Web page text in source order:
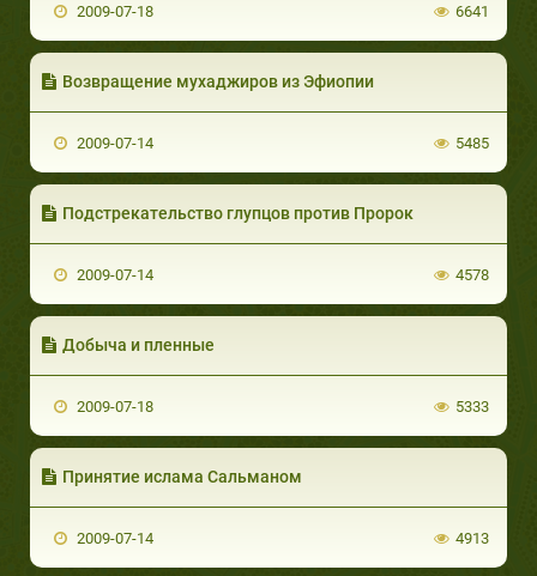
2009-07-18 6641
Возвращение мухаджиров из Эфиопии
2009-07-14 5485
Подстрекательство глупцов против Пророк
2009-07-14 4578
Добыча и пленные
2009-07-18 5333
Принятие ислама Сальманом
2009-07-14 4913